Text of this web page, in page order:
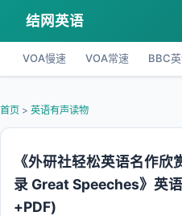
结网英语
VOA慢速 VOA常速 BBC
首页 > 英语有声读物
《外研社轻松英语名作
录 Great Speeches》英
+PDF)